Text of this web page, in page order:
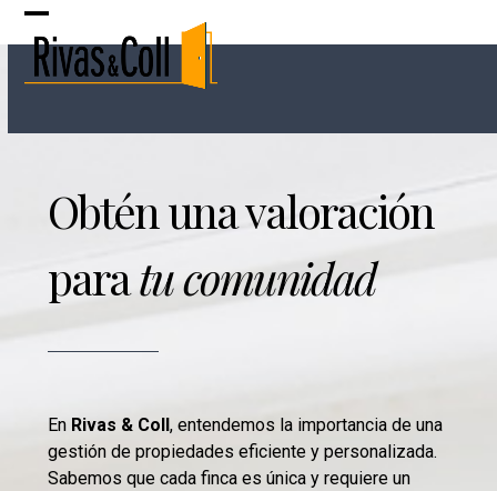
Skip
content
Open
mobile
Close
mobile
Obtén una valoración
paratu comunidad
En Rivas & Coll, entendemos la importancia de una
gestión de propiedades eficiente y personalizada.
Sabemos que cada finca es única y requiere un